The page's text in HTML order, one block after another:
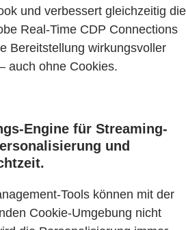
und verbessert gleichzeitig die
Real-Time CDP Connections
Bereitstellung wirkungsvoller
auch ohne Cookies.
Engine für Streaming-
und
Tools können mit der
Cookie-Umgebung nicht